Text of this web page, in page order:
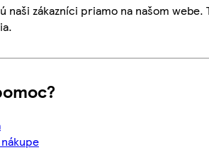
naši zákazníci priamo na našom webe.